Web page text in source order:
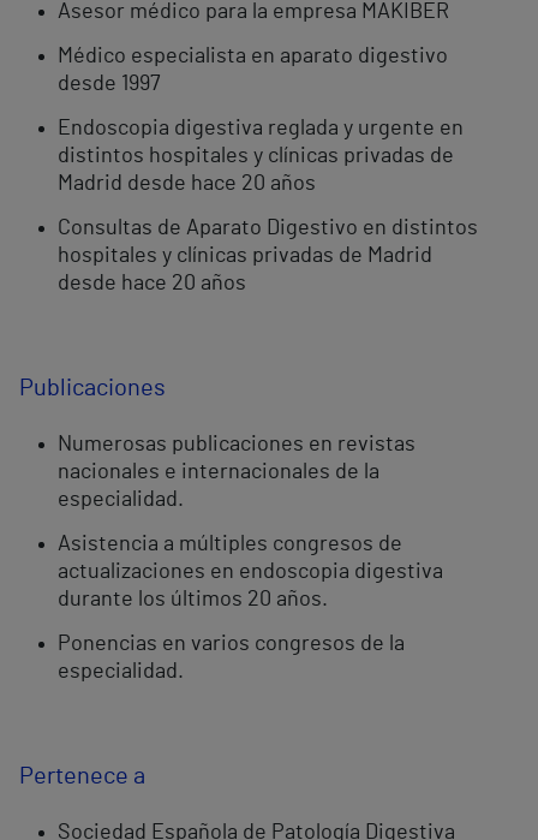
Asesor médico para la empresa MAKIBER
Médico especialista en aparato digestivo
desde 1997
Endoscopia digestiva reglada y urgente en
distintos hospitales y clínicas privadas de
Madrid desde hace 20 años
Consultas de Aparato Digestivo en distintos
hospitales y clínicas privadas de Madrid
desde hace 20 años
Publicaciones
Numerosas publicaciones en revistas
nacionales e internacionales de la
especialidad.
Asistencia a múltiples congresos de
actualizaciones en endoscopia digestiva
durante los últimos 20 años.
Ponencias en varios congresos de la
especialidad.
Pertenece a
Sociedad Española de Patología Digestiva